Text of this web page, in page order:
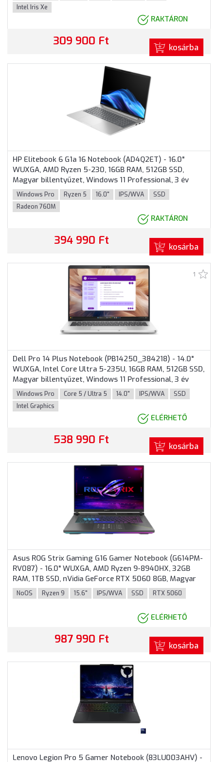
Intel Iris Xe
RAKTÁRON
309 900 Ft kosárba
HP Elitebook 6 G1a 16 Notebook (AD4Q2ET) - 16.0"
WUXGA, AMD Ryzen 5-230, 16GB RAM, 512GB SSD,
Magyar billentyűzet, Windows 11 Professional, 3 év
garancia, Ezüst színben
Windows Pro Ryzen 5 16.0" IPS/WVA
SSD
Radeon 760M
RAKTÁRON
394 990 Ft kosárba
1
Dell Pro 14 Plus Notebook (PB14250_384218) - 14.0"
WUXGA, Intel Core Ultra 5-235U, 16GB RAM, 512GB SSD,
Magyar billentyűzet, Windows 11 Professional, 3 év
garancia, Alumínium színben
Windows Pro Core 5 / Ultra 5 14.0" IPS/WVA
SSD
Intel Graphics
ELÉRHETŐ
538 990 Ft kosárba
Asus ROG Strix Gaming G16 Gamer Notebook (G614PM-
RV087) - 16.0" WUXGA, AMD Ryzen 9-8940HX, 32GB
RAM, 1TB SSD, nVidia GeForce RTX 5060 8GB, Magyar
billentyűzet, Operációs rendszer nélkül, 3 év garancia,
Szürke színben
NoOS Ryzen 9 15.6" IPS/WVA SSD RTX 5060
ELÉRHETŐ
987 990 Ft kosárba
Lenovo Legion Pro 5 Gamer Notebook (83LU003AHV) -